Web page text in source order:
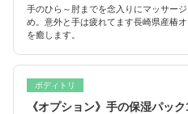
手のひら～肘までを念入りにマッサー
め。意外と手は疲れてます長崎県産椿
を癒します。
ボディトリ
《オプション》手の保湿パッ